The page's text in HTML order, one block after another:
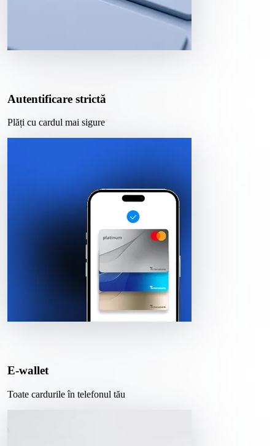
Autentificare strictă
Plăți cu cardul mai sigure
E-wallet
Toate cardurile în telefonul tău